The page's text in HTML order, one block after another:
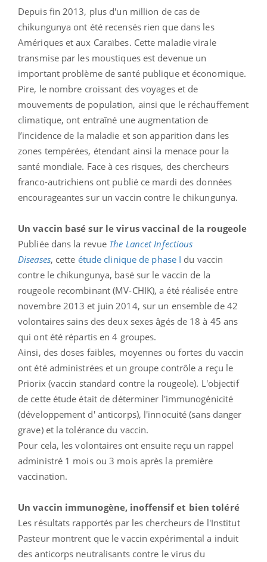
Depuis fin 2013, plus d'un million de cas de
chikungunya ont été recensés rien que dans les
Amériques et aux Caraïbes. Cette maladie virale
transmise par les moustiques est devenue un
important problème de santé publique et économique.
Pire, le nombre croissant des voyages et de
mouvements de population, ainsi que le réchauffement
climatique, ont entraîné une augmentation de
l’incidence de la maladie et son apparition dans les
zones tempérées, étendant ainsi la menace pour la
santé mondiale. Face à ces risques, des chercheurs
franco-autrichiens ont publié ce mardi des données
encourageantes sur un vaccin contre le chikungunya.
Un vaccin basé sur le virus vaccinal de la rougeole
Publiée dans la revue The Lancet Infectious
Diseases, cette étude clinique de phase I du vaccin
contre le chikungunya, basé sur le vaccin de la
rougeole recombinant (MV-CHIK), a été réalisée entre
novembre 2013 et juin 2014, sur un ensemble de 42
volontaires sains des deux sexes âgés de 18 à 45 ans
qui ont été répartis en 4 groupes.
Ainsi, des doses faibles, moyennes ou fortes du vaccin
ont été administrées et un groupe contrôle a reçu le
Priorix (vaccin standard contre la rougeole). L'objectif
de cette étude était de déterminer l'immunogénicité
(développement d' anticorps), l'innocuité (sans danger
grave) et la tolérance du vaccin.
Pour cela, les volontaires ont ensuite reçu un rappel
administré 1 mois ou 3 mois après la première
vaccination.
Un vaccin immunogène, inoffensif et bien toléré
Les résultats rapportés par les chercheurs de l'Institut
Pasteur montrent que le vaccin expérimental a induit
des anticorps neutralisants contre le virus du